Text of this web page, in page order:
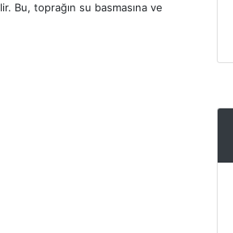
Bu, toprağın su basmasına ve